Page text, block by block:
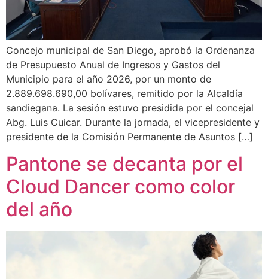
Concejo municipal de San Diego, aprobó la Ordenanza
de Presupuesto Anual de Ingresos y Gastos del
Municipio para el año 2026, por un monto de
2.889.698.690,00 bolívares, remitido por la Alcaldía
sandiegana. La sesión estuvo presidida por el concejal
Abg. Luis Cuicar. Durante la jornada, el vicepresidente y
presidente de la Comisión Permanente de Asuntos […]
Pantone se decanta por el
Cloud Dancer como color
del año